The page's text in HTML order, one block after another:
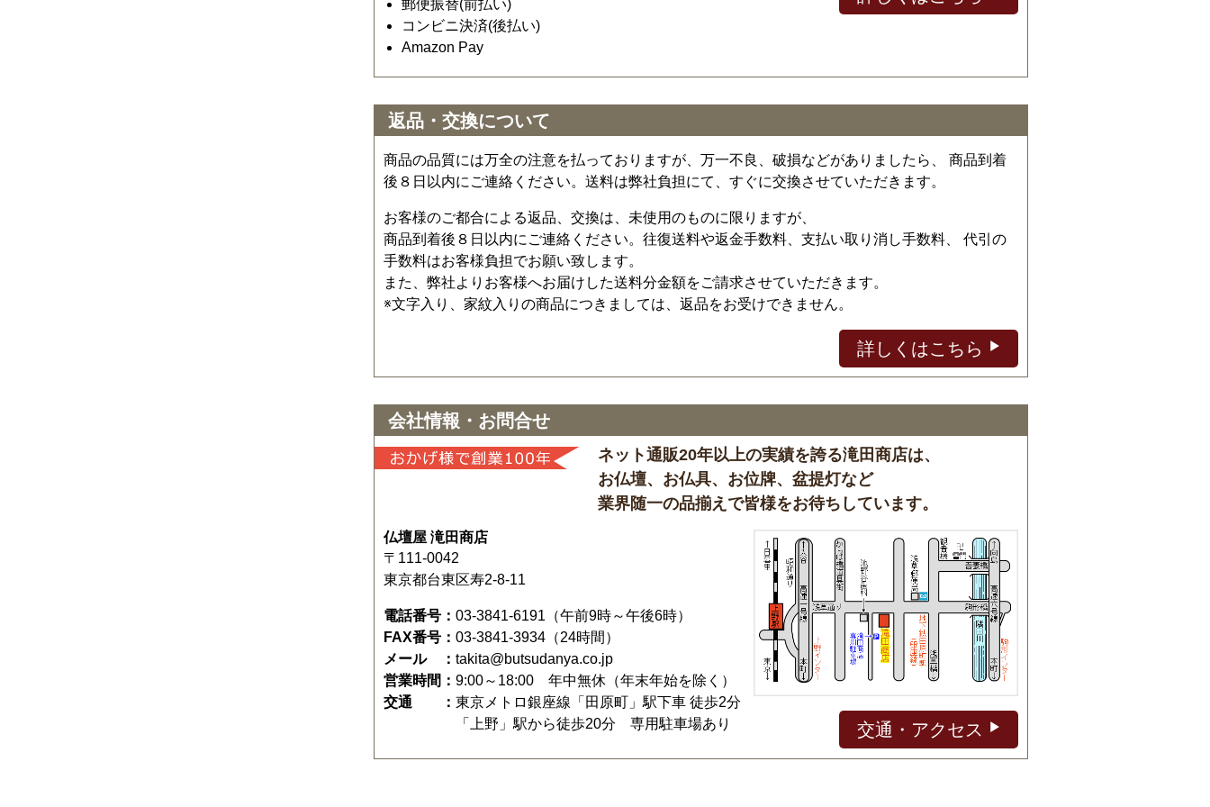
郵便振替(前払い)
コンビニ決済(後払い)
Amazon Pay
返品・交換について
商品の品質には万全の注意を払っておりますが、万一不良、破損などがありましたら、 商品到着
後８日以内にご連絡ください。送料は弊社負担にて、すぐに交換させていただきます。
お客様のご都合による返品、交換は、未使用のものに限りますが、
商品到着後８日以内にご連絡ください。往復送料や返金手数料、支払い取り消し手数料、 代引の
手数料はお客様負担でお願い致します。
また、弊社よりお客様へお届けした送料分金額をご請求させていただきます。
※文字入り、家紋入りの商品につきましては、返品をお受けできません。
詳しくはこちら
会社情報・お問合せ
ネット通販20年以上の実績を誇る滝田商店は、
お仏壇、お仏具、お位牌、盆提灯など
業界随一の品揃えで皆様をお待ちしています。
仏壇屋 滝田商店
〒111-0042
東京都台東区寿2-8-11
電話番号： 03-3841-6191 （午前9時～午後6時）
FAX番号： 03-3841-3934（24時間）
メール ： takita@butsudanya.co.jp
営業時間： 9:00～18:00 年中無休（年末年始を除く）
交通 ： 東京メトロ銀座線「田原町」駅下車 徒歩2分
「上野」駅から徒歩20分 専用駐車場あり
交通・アクセス